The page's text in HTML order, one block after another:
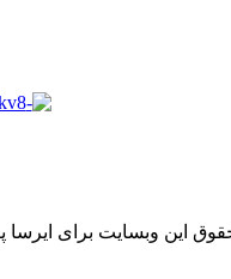
این وبسایت برای